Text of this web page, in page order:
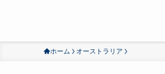
ホーム オーストラリア